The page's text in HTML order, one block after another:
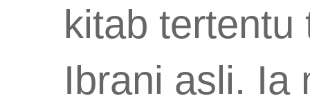
kitab
Ibrani asli. Ia